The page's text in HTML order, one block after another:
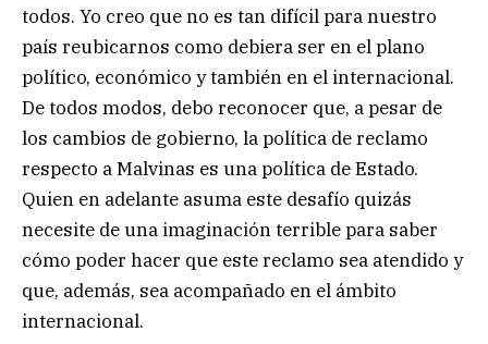
todos. Yo creo que no es tan difícil para nuestro
país reubicarnos como debiera ser en el plano
político, económico y también en el internacional.
De todos modos, debo reconocer que, a pesar de
los cambios de gobierno, la política de reclamo
respecto a Malvinas es una política de Estado.
Quien en adelante asuma este desafío quizás
necesite de una imaginación terrible para saber
cómo poder hacer que este reclamo sea atendido y
que, además, sea acompañado en el ámbito
internacional.